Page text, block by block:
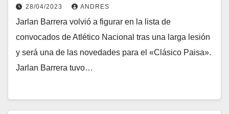
28/04/2023 ANDRES
Jarlan Barrera volvió a figurar en la lista de
convocados de Atlético Nacional tras una larga lesión
y será una de las novedades para el «Clásico Paisa».
Jarlan Barrera tuvo…